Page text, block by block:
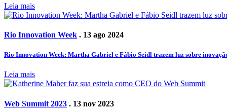
Leia mais
Rio Innovation Week . 13 ago 2024
Rio Innovation Week: Martha Gabriel e Fábio Seidl trazem luz sobre
Leia mais
Web Summit 2023 . 13 nov 2023